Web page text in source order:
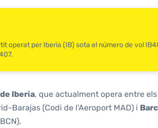
operat per Iberia (IB) sota el número de vol
Iberia, que actualment opera entre els
Barajas (Codi de l'Aeroport MAD) i